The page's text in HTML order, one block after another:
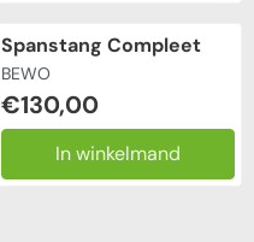
Spanstang Compleet
Merk:
BEWO
Prijs: 130,00
€130,00
In winkelmand